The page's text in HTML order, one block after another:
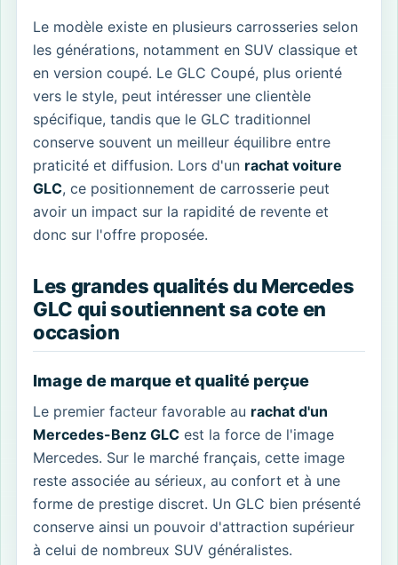
Le modèle existe en plusieurs carrosseries selon
les générations, notamment en SUV classique et
en version coupé. Le GLC Coupé, plus orienté
vers le style, peut intéresser une clientèle
spécifique, tandis que le GLC traditionnel
conserve souvent un meilleur équilibre entre
praticité et diffusion. Lors d'un rachat voiture
GLC, ce positionnement de carrosserie peut
avoir un impact sur la rapidité de revente et
donc sur l'offre proposée.
Les grandes qualités du Mercedes
GLC qui soutiennent sa cote en
occasion
Image de marque et qualité perçue
Le premier facteur favorable au rachat d'un
Mercedes-Benz GLC est la force de l'image
Mercedes. Sur le marché français, cette image
reste associée au sérieux, au confort et à une
forme de prestige discret. Un GLC bien présenté
conserve ainsi un pouvoir d'attraction supérieur
à celui de nombreux SUV généralistes.